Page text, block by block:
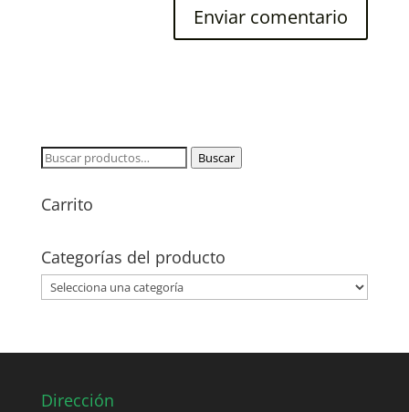
Buscar
Buscar
Carrito
Categorías del producto
Dirección